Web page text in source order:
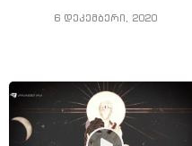
6 დეკემბერი, 2020